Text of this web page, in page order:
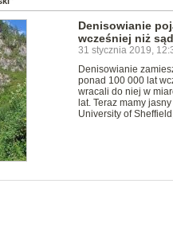
Denisowianie
wcześniej niż
31 stycznia 2019,
Denisowianie
ponad 100 000 lat
wracali do niej w
lat. Teraz mamy
University of